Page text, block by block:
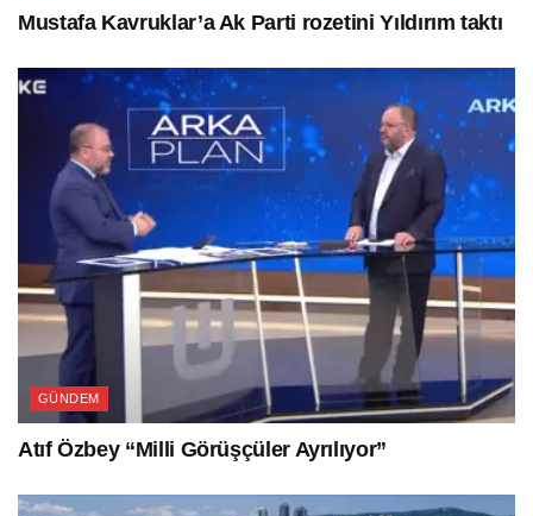
Mustafa Kavruklar’a Ak Parti rozetini Yıldırım taktı
GÜNDEM
Atıf Özbey “Milli Görüşçüler Ayrılıyor”